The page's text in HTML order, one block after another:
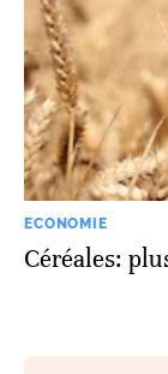
ECONOMIE
Céréales: